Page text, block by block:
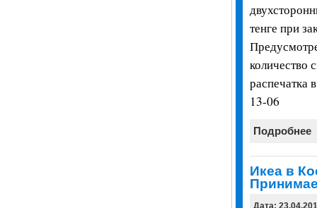
тенге при
количество
распечатка
13-06
Подробнее
Икеа в
Дата: